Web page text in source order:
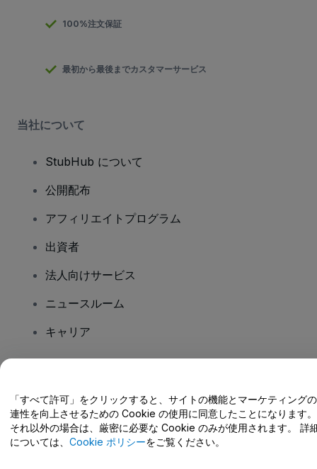
100%注文保証
最初から最後までカスタマーサービス
当社について
StubHub について
公開配布
アフィリエイトプログラム
出資者
法人向けサービス
ニュースルーム
キャリア
ヘルプセンター / こちらまでご連絡下さい
「すべて許可」をクリックすると、サイトの機能とマーケティング
連性を向上させるための Cookie の使用に同意したことになります。
それ以外の場合は、厳密に必要な Cookie のみが使用されます。 詳
については、 Cookie ポリシーをご覧ください。